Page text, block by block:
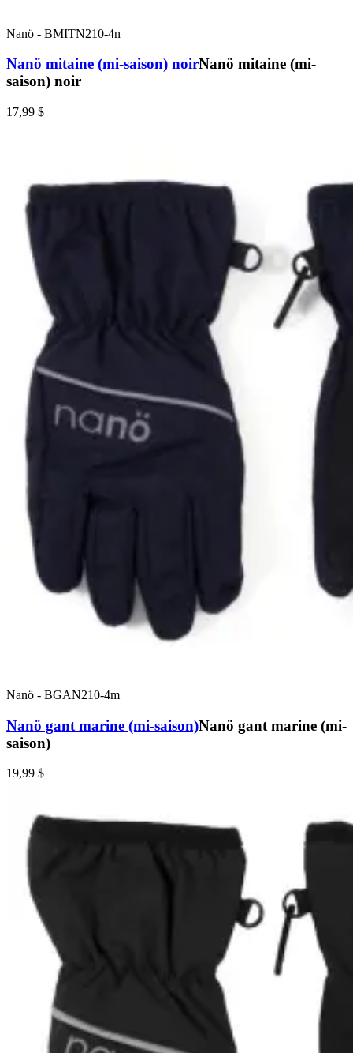
Nanö - BMITN210-4n
Nanö mitaine (mi-saison) noirNanö mitaine (mi-
saison) noir
17,99 $
Nanö - BGAN210-4m
Nanö gant marine (mi-saison)Nanö gant marine (mi-
saison)
19,99 $